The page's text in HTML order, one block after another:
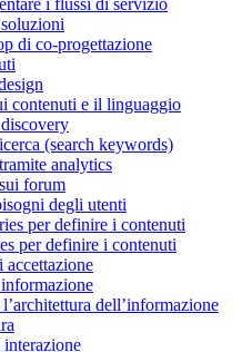
di co-progettazione
contenuti e il linguaggio
(search keywords)
analytics
forum
degli utenti
per definire i contenuti
per definire i contenuti
dell’informazione